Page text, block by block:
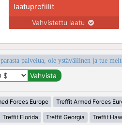
laatuprofiilit
Vahvistettu laatu
palvelua, ole ystävällinen ja tue
Forces Europe Treffit Armed Forces
Treffit Florida Treffit Georgia Treffit